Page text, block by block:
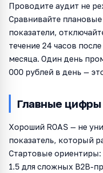
Проводите аудит не
Сравнивайте
показатели,
течение 24 часов
месяца. Один день
000 рублей в день —
Главные
Хороший ROAS — не
показатель, который
Стартовые ориентиры:
1.5 для сложных B2B-